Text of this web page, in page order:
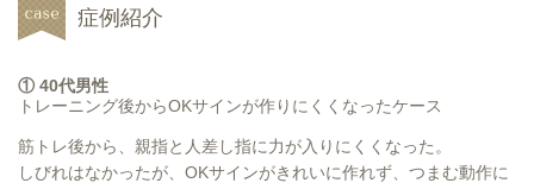
症例紹介
① 40代男性
トレーニング後からOKサインが作りにくくなったケース
筋トレ後から、親指と人差し指に力が入りにくくなった。
しびれはなかったが、OKサインがきれいに作れず、つまむ動作に